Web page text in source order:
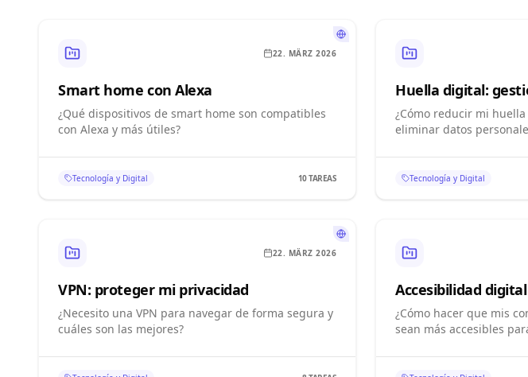
22. MÄRZ 2026
Smart home con Alexa
¿Qué dispositivos de smart home son compatibles
con Alexa y más útiles?
Tecnología y Digital 10TAREAS
Huella digital:
¿Cómo reducir mi
eliminar datos
Tecnología y Digital
22. MÄRZ 2026
VPN: proteger mi privacidad
¿Necesito una VPN para navegar de forma segura y
cuáles son las mejores?
Accesibilidad digital
¿Cómo hacer que mis
sean más accesibles